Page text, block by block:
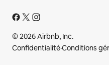
© 2026 Airbnb, Inc.
Confidentialité·Conditions